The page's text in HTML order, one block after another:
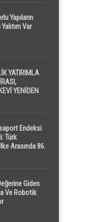
Yapıların
Var
YATIRIMLA
YENİDEN
Endeksi
Türk
Arasında 86.
Giden
Ve Robotik